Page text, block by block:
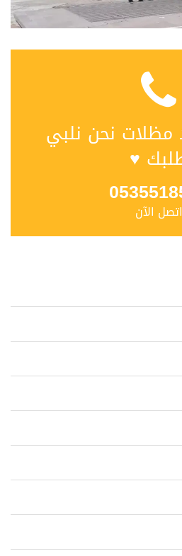
مظلات نحن نلبي
♥
اتصل الآن